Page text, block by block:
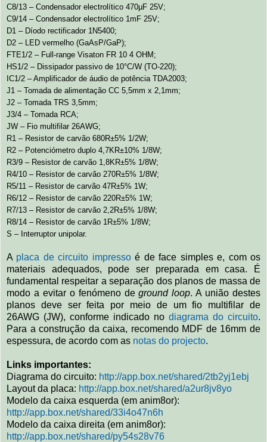
C8/13 – Condensador electrolítico 470µF 25V;
C9/14 – Condensador electrolítico 1mF 25V;
D1 – Díodo rectificador 1N5400;
D2 – LED vermelho (GaAsP/GaP);
FTE1/2 – Full-range Visaton FR 10 4 OHM;
HS1/2 – Dissipador passivo de 10°C/W (TO-220);
IC1/2 – Amplificador de áudio de potência TDA2003;
J1 – Tomada de alimentação CC 5,5mm x 2,1mm;
J2 – Tomada TRS 3,5mm;
J3/4 – Tomada RCA;
JW – Fio multifilar 26AWG;
R1 – Resistor de carvão 680R±5% 1/2W;
R2 – Potenciómetro duplo 4,7KR±10% 1/8W;
R3/9 – Resistor de carvão 1,8KR±5% 1/8W;
R4/10 – Resistor de carvão 270R±5% 1/8W;
R5/11 – Resistor de carvão 47R±5% 1W;
R6/12 – Resistor de carvão 220R±5% 1W;
R7/13 – Resistor de carvão 2,2R±5% 1/8W;
R8/14 – Resistor de carvão 1R±5% 1/8W;
S – Interruptor unipolar.
A placa de circuito impressoé de face simples e, com os
materiais adequados, pode ser preparada em casa. É
fundamental respeitar a separação dos planos de massa de
modo a evitar o fenómeno deground loop. A união destes
planos deve ser feita por meio de um fio multifilar de
26AWG (JW), conforme indicado no diagrama do circuito.
Para a construção da caixa, recomendo MDF de 16mm de
espessura, de acordo com as notas do projecto.
Links importantes:
Diagrama do circuito: http://app.box.net/shared/2tb2yj1ebj
Layout da placa: http://app.box.net/shared/a2ur8jv8yo
Modelo da caixa esquerda (em anim8or):
http://app.box.net/shared/33i4o47n6h
Modelo da caixa direita (em anim8or):
http://app.box.net/shared/py54s28v76